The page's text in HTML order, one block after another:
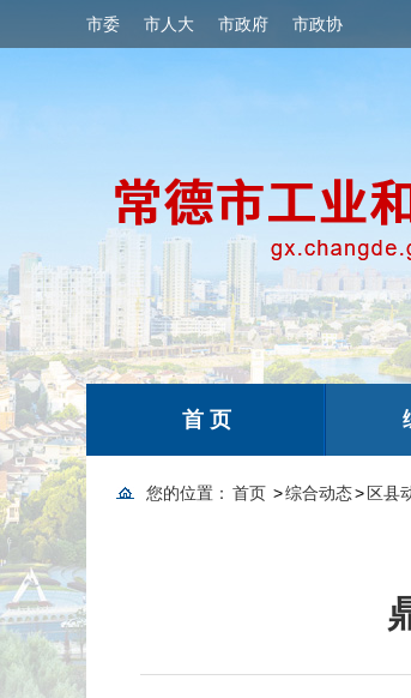
市委 市人大 市政府 市政协
首 页
您的位置： 首页 >综合动态> 区县